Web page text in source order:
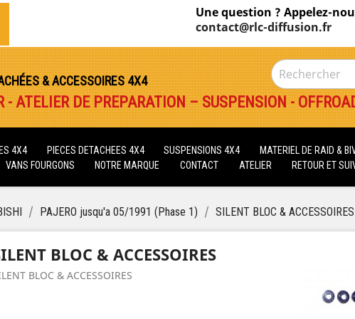
Une question ? Appelez-
contact@rlc-diffusion.fr
& ACCESSOIRES 4X4
- ATELIER DE PREPARATION – SUSPENSION -
4X4 PIECES DETACHEES 4X4 SUSPENSIONS 4X4 MATERIEL DE RAID &
VANS FOURGONS
NOTRE MARQUE CONTACT ATELIER RETOUR ET
PAJERO jusqu'a 05/1991 (Phase 1) SILENT BLOC & ACCESSOIRES
BLOC & ACCESSOIRES
BLOC & ACCESSOIRES